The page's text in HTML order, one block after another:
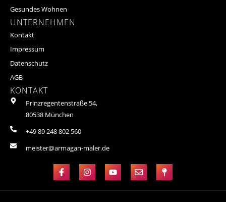
Gesundes Wohnen
UNTERNEHMEN
Kontakt
Impressum
Datenschutz
AGB
KONTAKT
Prinzregentenstraße 54,
80538 München
+49 89 248 802 560
meister@armagan-maler.de